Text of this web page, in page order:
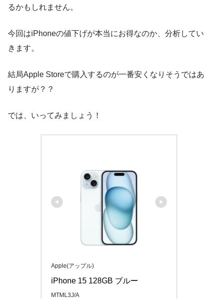
るかもしれません。
今回はiPhoneの値下げが本当にお得なのか、分析してい
きます。
結局Apple Storeで購入するのが一番安くなりそうではあ
りますが？？
では、いってみましょう！
Apple(アップル)
iPhone 15 128GB ブルー
MTML3J/A